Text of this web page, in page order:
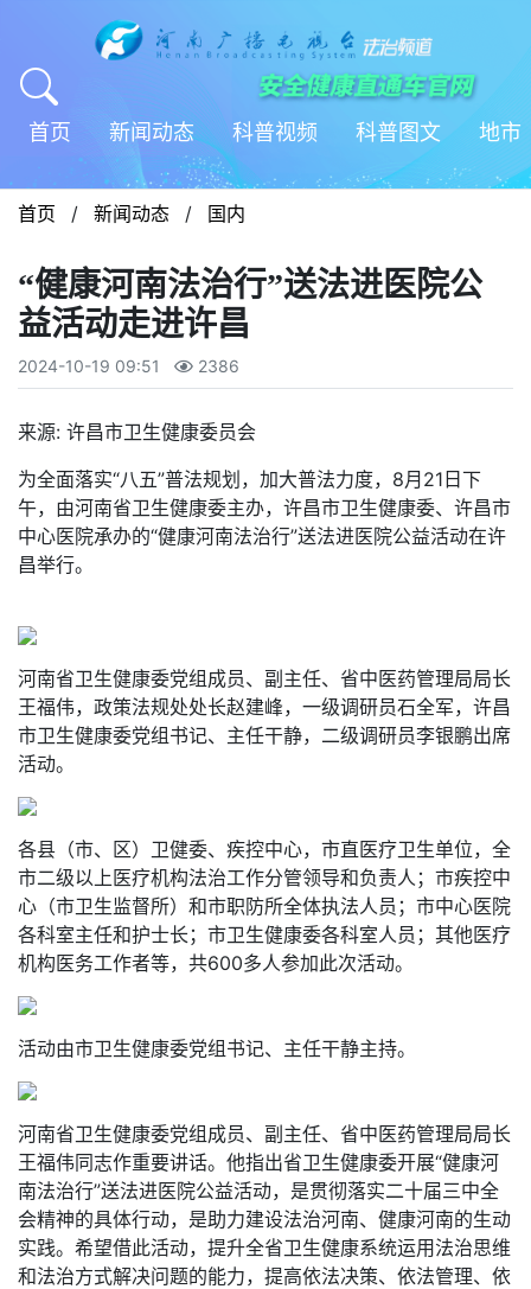
首页 新闻动态 科普视频 科普图文 地市
首页 / 新闻动态 / 国内
“健康河南法治行”送法进医院公
益活动走进许昌
2024-10-19 09:51 2386
来源: 许昌市卫生健康委员会
为全面落实“八五”普法规划，加大普法力度，8月21日下
午，由河南省卫生健康委主办，许昌市卫生健康委、许昌市
中心医院承办的“健康河南法治行”送法进医院公益活动在许
昌举行。
河南省卫生健康委党组成员、副主任、省中医药管理局局长
王福伟，政策法规处处长赵建峰，一级调研员石全军，许昌
市卫生健康委党组书记、主任干静，二级调研员李银鹏出席
活动。
各县（市、区）卫健委、疾控中心，市直医疗卫生单位，全
市二级以上医疗机构法治工作分管领导和负责人；市疾控中
心（市卫生监督所）和市职防所全体执法人员；市中心医院
各科室主任和护士长；市卫生健康委各科室人员；其他医疗
机构医务工作者等，共600多人参加此次活动。
活动由市卫生健康委党组书记、主任干静主持。
河南省卫生健康委党组成员、副主任、省中医药管理局局长
王福伟同志作重要讲话。他指出省卫生健康委开展“健康河
南法治行”送法进医院公益活动，是贯彻落实二十届三中全
会精神的具体行动，是助力建设法治河南、健康河南的生动
实践。希望借此活动，提升全省卫生健康系统运用法治思维
和法治方式解决问题的能力，提高依法决策、依法管理、依